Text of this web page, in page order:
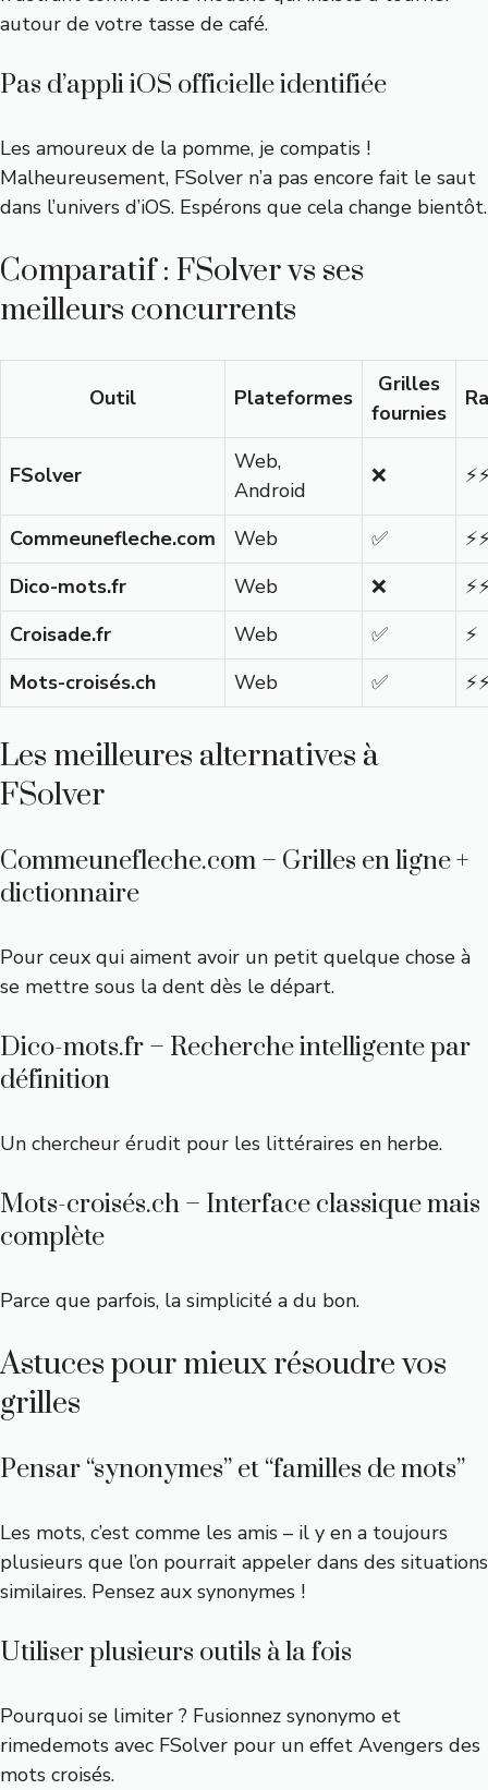
autour de votre tasse de café.
Pas d’appli iOS officielle identifiée
Les amoureux de la pomme, je compatis !
Malheureusement, FSolver n’a pas encore fait le saut
dans l’univers d’iOS. Espérons que cela change bientôt.
Comparatif : FSolver vs ses
meilleurs concurrents
Outil Plateformes
Grilles
fournies
FSolver
Web,
Android
❌
Commeunefleche.com Web ✅
Dico-mots.fr
Web ❌
Croisade.fr
Web ✅
⚡
Mots-croisés.ch
Web ✅
Les meilleures alternatives à
FSolver
Commeunefleche.com – Grilles en ligne +
dictionnaire
Pour ceux qui aiment avoir un petit quelque chose à
se mettre sous la dent dès le départ.
Dico-mots.fr – Recherche intelligente par
définition
Un chercheur érudit pour les littéraires en herbe.
Mots-croisés.ch – Interface classique mais
complète
Parce que parfois, la simplicité a du bon.
Astuces pour mieux résoudre vos
grilles
Pensar “synonymes” et “familles de mots”
Les mots, c’est comme les amis – il y en a toujours
plusieurs que l’on pourrait appeler dans des situations
similaires. Pensez aux synonymes !
Utiliser plusieurs outils à la fois
Pourquoi se limiter ? Fusionnez synonymo et
rimedemots avec FSolver pour un effet Avengers des
mots croisés.